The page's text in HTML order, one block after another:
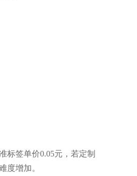
标签单价0.05元，若定制
度增加。